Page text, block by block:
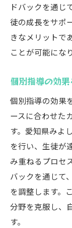
理解
数学
苦手
個別の
成功
みよ
地域
個性
生徒
成功
地元
柔軟なカ
ドバックを通じ
徒の成長をサポ
きなメリットで
ことが可能にな
個別指導の効
個別指導の効果
ースに合わせた
す。愛知県みよ
を行い、生徒が
み重ねるプロセ
バックを通じて
を調整します。
分野を克服し、
す。